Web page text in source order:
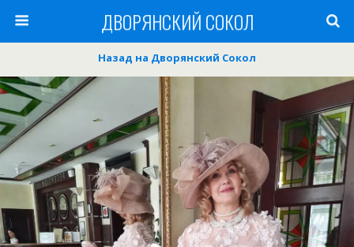
ДВОРЯНСКИЙ СОКОЛ
Назад на Дворянский Сокол